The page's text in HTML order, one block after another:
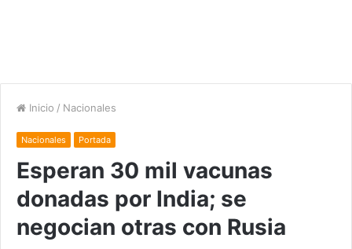
Inicio / Nacionales
Nacionales Portada
Esperan 30 mil vacunas
donadas por India; se
negocian otras con Rusia